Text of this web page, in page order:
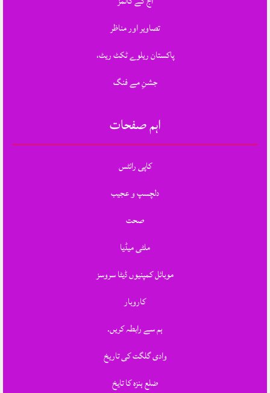
تصاویر اور مناظر
پاکستان ریلوے ٹکٹ ریٹ،
جشنِ مے فنگ
اہم صفحات
کاپی رائٹس
دلچسپ و عجیب
صحت
ملٹی میڈیا
موبائل کمپنیوں ڈیٹا سروسز
کاروبار
ہم سے رابطہ کریں.
وادی گلگت کی تاریخ
ضلع ہنزہ کا تایخ